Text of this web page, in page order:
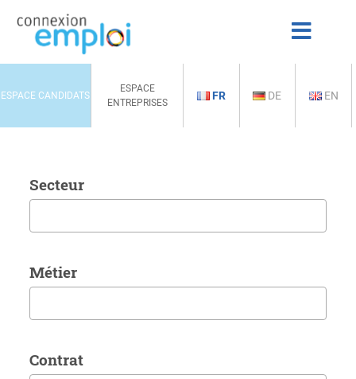
ESPACE CANDIDATS
ESPACE
ENTREPRISES
FR DE EN
Secteur
Métier
Contrat